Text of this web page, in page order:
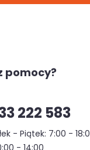
pomocy?
222 583
- Piątek: 7:00 -
- 14:00